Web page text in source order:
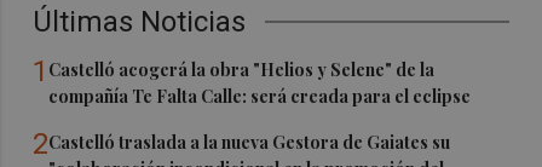
Últimas Noticias
1 Castelló acogerá la obra "Helios y Selene" de la
compañía Te Falta Calle: será creada para el eclipse
2Castelló traslada a la nueva Gestora de Gaiates su